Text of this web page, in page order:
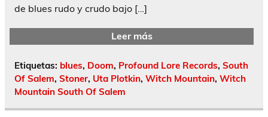
de blues rudo y crudo bajo […]
Leer más
Etiquetas: blues, Doom, Profound Lore Records, South
Of Salem, Stoner, Uta Plotkin, Witch Mountain, Witch
Mountain South Of Salem